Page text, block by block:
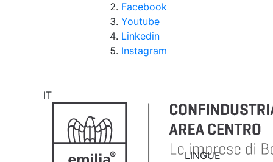
Facebook
Youtube
Linkedin
Instagram
IT
LINGUE